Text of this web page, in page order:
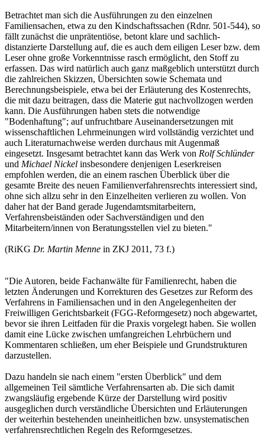
Betrachtet man sich die Ausführungen zu den einzelnen
Familiensachen, etwa zu den Kindschaftssachen (Rdnr. 501-544), so
fällt zunächst die unprätentiöse, betont klare und sachlich-
distanzierte Darstellung auf, die es auch dem eiligen Leser bzw. dem
Leser ohne große Vorkenntnisse rasch ermöglicht, den Stoff zu
erfassen. Das wird natürlich auch ganz maßgeblich unterstützt durch
die zahlreichen Skizzen, Übersichten sowie Schemata und
Berechnungsbeispiele, etwa bei der Erläuterung des Kostenrechts,
die mit dazu beitragen, dass die Materie gut nachvollzogen werden
kann. Die Ausführungen haben stets die notwendige
"Bodenhaftung"; auf unfruchtbare Auseinandersetzungen mit
wissenschaftlichen Lehrmeinungen wird vollständig verzichtet und
auch Literaturnachweise werden durchaus mit Augenmaß
eingesetzt. Insgesamt betrachtet kann das Werk von Rolf Schlünder
und Michael Nickel insbesondere denjenigen Leserkreisen
empfohlen werden, die an einem raschen Überblick über die
gesamte Breite des neuen Familienverfahrensrechts interessiert sind,
ohne sich allzu sehr in den Einzelheiten verlieren zu wollen. Von
daher hat der Band gerade Jugendamtsmitarbeitern,
Verfahrensbeiständen oder Sachverständigen und den
Mitarbeitern/innen von Beratungsstellen viel zu bieten."
(RiKG Dr. Martin Menne in ZKJ 2011, 73 f.)
"Die Autoren, beide Fachanwälte für Familienrecht, haben die
letzten Änderungen und Korrekturen des Gesetzes zur Reform des
Verfahrens in Familiensachen und in den Angelegenheiten der
Freiwilligen Gerichtsbarkeit (FGG-Reformgesetz) noch abgewartet,
bevor sie ihren Leitfaden für die Praxis vorgelegt haben. Sie wollen
damit eine Lücke zwischen umfangreichen Lehrbüchern und
Kommentaren schließen, um eher Beispiele und Grundstrukturen
darzustellen.
Dazu handeln sie nach einem "ersten Überblick" und dem
allgemeinen Teil sämtliche Verfahrensarten ab. Die sich damit
zwangsläufig ergebende Kürze der Darstellung wird positiv
ausgeglichen durch verständliche Übersichten und Erläuterungen
der weiterhin bestehenden uneinheitlichen bzw. unsystematischen
verfahrensrechtlichen Regeln des Reformgesetzes.